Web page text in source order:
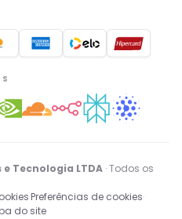
Tecnologia LTDA · Todos os
·Preferências de cookies·
do site
consultor